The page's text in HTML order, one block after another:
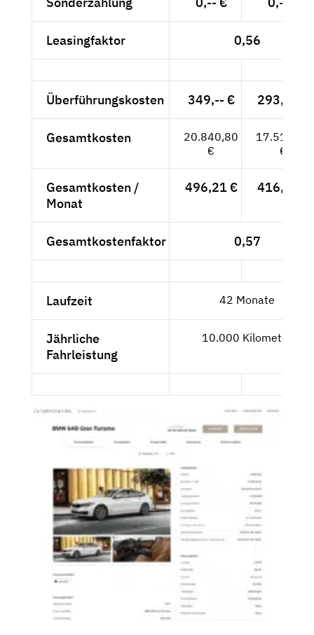
Leasingfaktor 0,56
Überführungskosten 349,-- € 293,28 €
Gesamtkosten
20.840,80
€
17.513,28
€
Gesamtkosten /
Monat
496,21 € 416,98 €
Gesamtkostenfaktor 0,57
Laufzeit 42 Monate
Jährliche
Fahrleistung
10.000 Kilometer